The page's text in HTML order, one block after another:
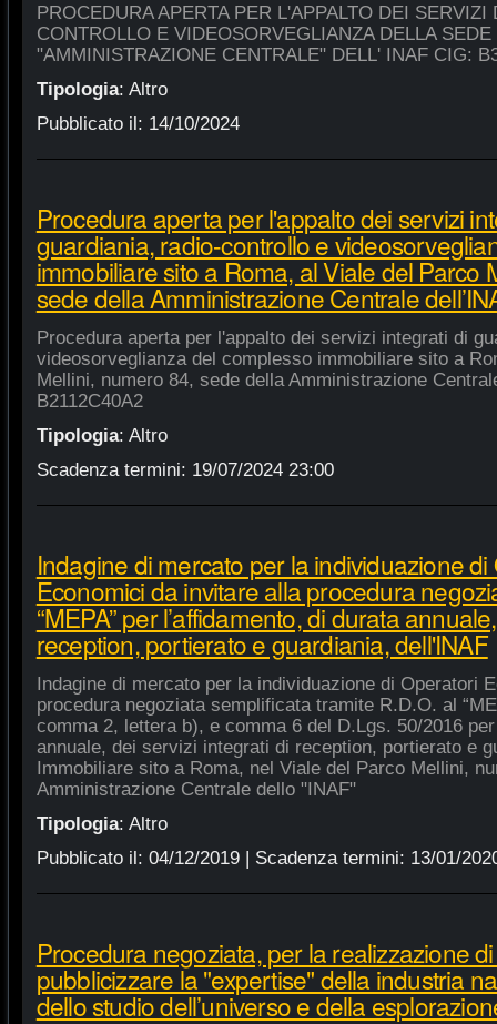
PROCEDURA APERTA PER L'APPALTO DEI
CONTROLLO E VIDEOSORVEGLIANZA DELLA SEDE
"AMMINISTRAZIONE CENTRALE" DELL' INAF CIG:
Tipologia: Altro
Pubblicato il: 14/10/2024
Procedura aperta per l'appalto dei servizi
guardiania, radio-controllo e
immobiliare sito a Roma, al Viale del Parco
sede della Amministrazione Centrale
Procedura aperta per l'appalto dei servizi integrati di
videosorveglianza del complesso immobiliare sito a
Mellini, numero 84, sede della Amministrazione
B2112C40A2
Tipologia: Altro
Scadenza termini: 19/07/2024 23:00
Indagine di mercato per la individuazione
Economici da invitare alla procedura
“MEPA” per l’affidamento, di durata
reception, portierato e guardiania, dell'INAF
Indagine di mercato per la individuazione di Operatori
procedura negoziata semplificata tramite R.D.O. al
comma 2, lettera b), e comma 6 del D.Lgs. 50/2016
annuale, dei servizi integrati di reception, portierato e
Immobiliare sito a Roma, nel Viale del Parco Mellini,
Amministrazione Centrale dello "INAF"
Tipologia: Altro
Pubblicato il: 04/12/2019| Scadenza termini: 13/01/
Procedura negoziata, per la realizzazione
pubblicizzare la "expertise" della industria
dello studio dell’universo e della